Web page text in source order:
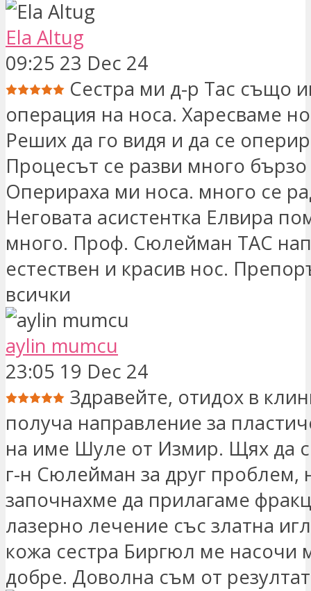
Ela Altug
09:25 23 Dec 24
Сестра ми д-р Тас също
операция на носа. Харесваме
Реших да го видя и да се
Процесът се разви много
Оперираха ми носа. много се
Неговата асистентка Елвира
много. Проф. Сюлейман ТАС
естествен и красив нос.
всички
aylin mumcu
23:05 19 Dec 24
Здравейте, отидох в
получа направление за
на име Шуле от Измир. Щях да
г-н Сюлейман за друг проблем,
започнахме да прилагаме
лазерно лечение със златна
кожа сестра Биргюл ме насочи
добре. Доволна съм от